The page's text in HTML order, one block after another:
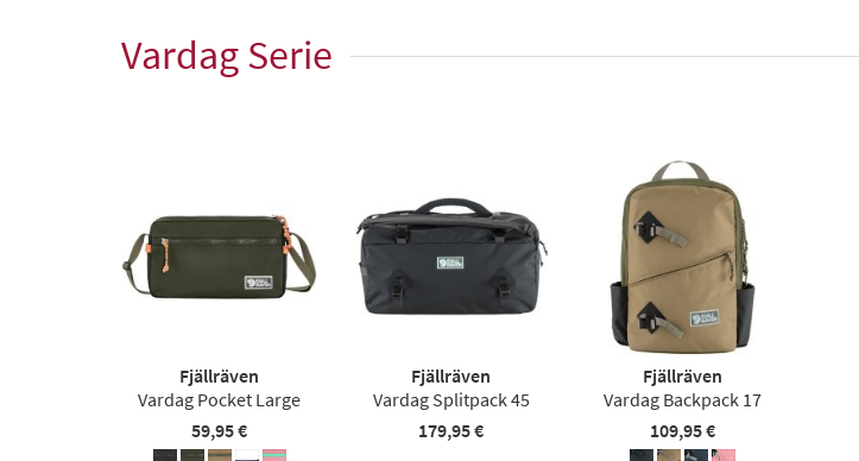
Vardag Serie
Fjällräven
Vardag Pocket Large
59,95 €
Fjällräven
Vardag Splitpack 45
179,95 €
Fjällräven
Vardag Backpack 17
109,95 €